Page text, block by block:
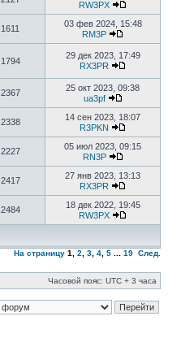
RW3PX
1611
03 фев 2024, 15:48
RM3P
1794
29 дек 2023, 17:49
RX3PR
2367
25 окт 2023, 09:38
ua3pf
2338
14 сен 2023, 18:07
R3PKN
2227
05 июл 2023, 09:15
RN3P
2417
27 янв 2023, 13:13
RX3PR
2484
18 дек 2022, 19:45
RW3PX
На страницу 1 2 3 4 5 19 След.
Часовой пояс: UTC + 3 часа